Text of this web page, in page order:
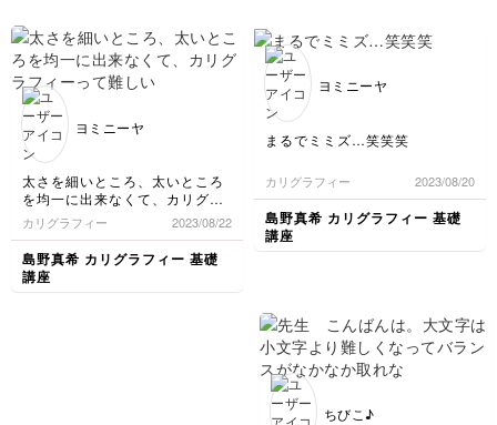
練習はとても楽しいです。
ヨミニーヤ
太さを細いところ、太いところ
を均一に出来なくて、カリグラ
フィーって難しいんだなと思い
ました。書き慣れるって事も大
切だとなのかな。とにかく繰り
返し練習して、もっとのびのび
と自然にかけるように頑張って
カリグラフィー 2023/08/22
島野真希 カリグラフィー 基礎
講座
ヨミニーヤ
まるでミミズ…笑笑笑
カリグラフィー 2023/08/20
島野真希 カリグラフィー 基礎
講座
ちびこ♪